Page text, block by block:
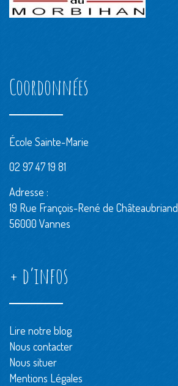
Coordonnées
École Sainte-Marie
02 97 47 19 81
Adresse :
19 Rue François-René de Châteaubriand
56000 Vannes
+ d’infos
Lire notre blog
Nous contacter
Nous situer
Mentions Légales